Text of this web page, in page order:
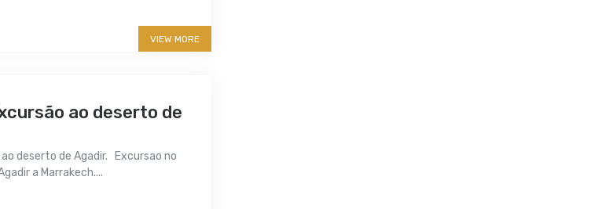
VIEW MORE
ao deserto de
deserto de Agadir. Excursao no
a Marrakech....